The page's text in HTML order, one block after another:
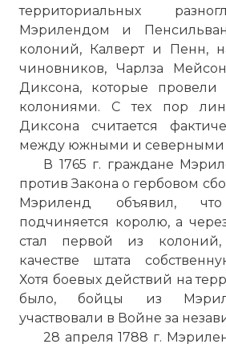
территориальных
Мэрилендом и
колоний, Калверт и Пенн,
чиновников, Чарлза
Диксона, которые
колониями. С тех пор
Диксона считается
между южными и северными
В 1765 г. граждане
против Закона о гербовом
Мэриленд объявил,
подчиняется королю, а
стал первой из
качестве штата
Хотя боевых действий на
было, бойцы из
участвовали в Войне за
28 апреля 1788 г.